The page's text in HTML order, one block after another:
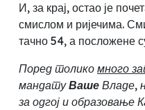
И, за крај, остао је
смислом и ријечима.
тачно 54, а посложене
Поред толико много
мандатуВаше Владе,
за одгој и образовање